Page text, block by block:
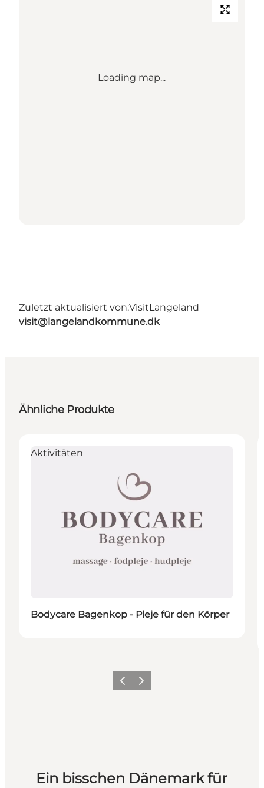
Loading map...
Zuletzt aktualisiert von:VisitLangeland
visit@langelandkommune.dk
Ähnliche Produkte
Aktivitäten
Bodycare Bagenkop - Pleje für den Körper
ZurückWeiter
Ein bisschen Dänemark für